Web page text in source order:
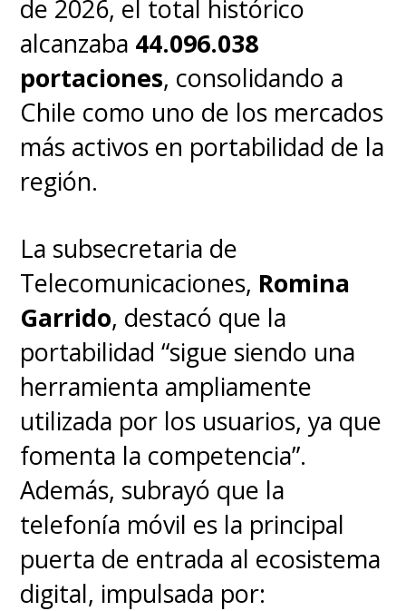
de 2026, el total histórico
alcanzaba 44.096.038
portaciones, consolidando a
Chile como uno de los mercados
más activos en portabilidad de la
región.
La subsecretaria de
Telecomunicaciones, Romina
Garrido, destacó que la
portabilidad “sigue siendo una
herramienta ampliamente
utilizada por los usuarios, ya que
fomenta la competencia”.
Además, subrayó que la
telefonía móvil es la principal
puerta de entrada al ecosistema
digital, impulsada por: